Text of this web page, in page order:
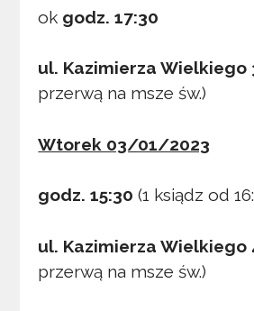
ok godz. 17:30
ul. Kazimierza Wielkiego
przerwą na msze św.)
Wtorek 03/01/2023
godz. 15:30(1 ksiądz od
ul. Kazimierza
przerwą na msze św.)